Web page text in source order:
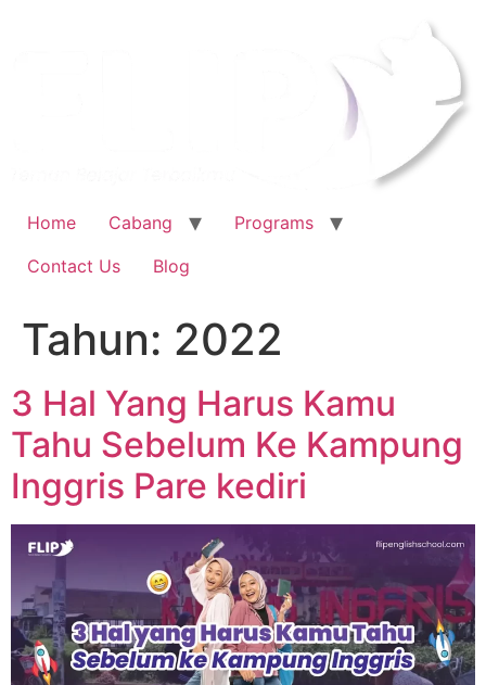
Home Cabang
Programs
Contact Us
Blog
Tahun: 2022
3 Hal Yang Harus Kamu
Tahu Sebelum Ke Kampung
Inggris Pare kediri